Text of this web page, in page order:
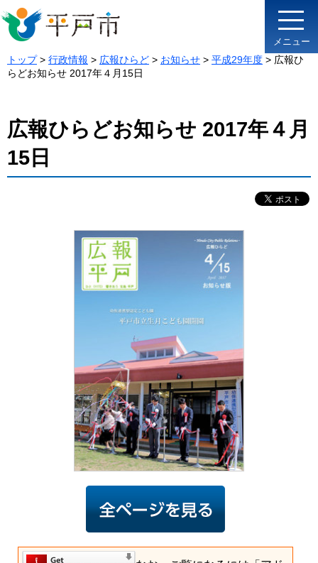
メニュー
トップ> 行政情報 > 広報ひらど > お知らせ > 平成29年度 > 広報ひ
らどお知らせ 2017年４月15日
広報ひらどお知らせ 2017年４月
15日